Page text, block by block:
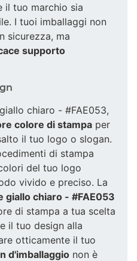
il tuo marchio sia
I tuoi imballaggi non
sicurezza, ma
supporto
chiaro - #FAE053,
colore di stampa per
il tuo logo o slogan.
di stampa
del tuo logo
vivido e preciso. La
giallo chiaro - #FAE053
di stampa a tua scelta
il tuo design alla
otticamente il tuo
d'imballaggio non è